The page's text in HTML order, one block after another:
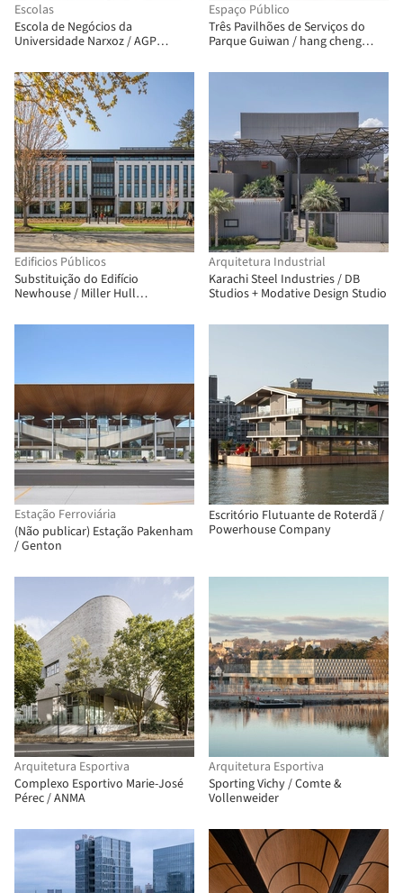
Escolas
Escola de Negócios da
Universidade Narxoz / AGP
Espaço Público
Três Pavilhões de Serviços do
Parque Guiwan / hang cheng
Edificios Públicos
Substituição do Edifício
Newhouse / Miller Hull
Arquitetura Industrial
Karachi Steel Industries / DB
Studios + Modative Design Studio
Estação Ferroviária
(Não publicar) Estação Pakenham
/ Genton
Escritório Flutuante de Roterdã /
Powerhouse Company
Arquitetura Esportiva
Complexo Esportivo Marie-José
Pérec / ANMA
Arquitetura Esportiva
Sporting Vichy / Comte &
Vollenweider